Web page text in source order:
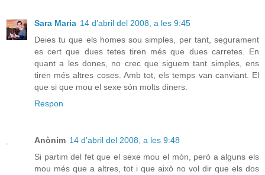
Sara Maria 14 d’abril del 2008, a les 9:45
Deies tu que els homes sou simples, per tant, segurament
es cert que dues tetes tiren més que dues carretes. En
quant a les dones, no crec que siguem tant simples, ens
tiren més altres coses. Amb tot, els temps van canviant. El
que si que mou el sexe són molts diners.
Respon
Anònim 14 d’abril del 2008, a les 9:48
Si partim del fet que el sexe mou el món, però a alguns els
mou més que a altres, tot i que això no vol dir que els dos